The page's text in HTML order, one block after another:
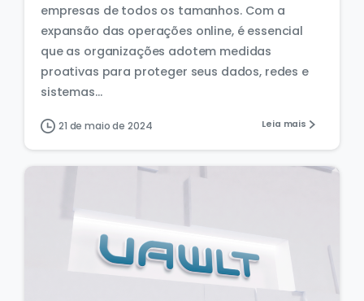
empresas de todos os tamanhos. Com a
expansão das operações online, é essencial
que as organizações adotem medidas
proativas para proteger seus dados, redes e
sistemas...
21 de maio de 2024 Leia mais